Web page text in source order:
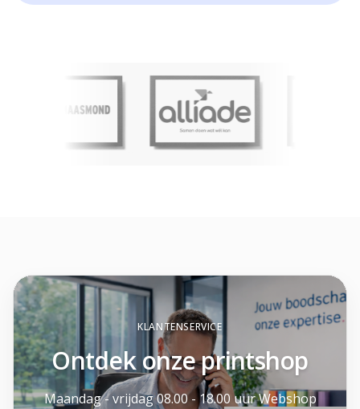
KLANTENSERVICE
Ontdek onze printshop
Maandag - vrijdag 08.00 - 18.00 uur Webshop